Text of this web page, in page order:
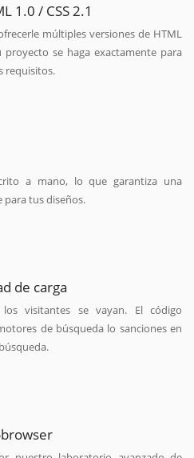
1.0 / CSS 2.1
múltiples versiones de HTML
proyecto se haga exactamente para
requisitos.
a mano, lo que garantiza una
tus diseños.
de carga
visitantes se vayan. El código
de búsqueda lo sanciones en